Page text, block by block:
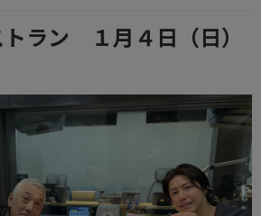
ラン １月４日（日）